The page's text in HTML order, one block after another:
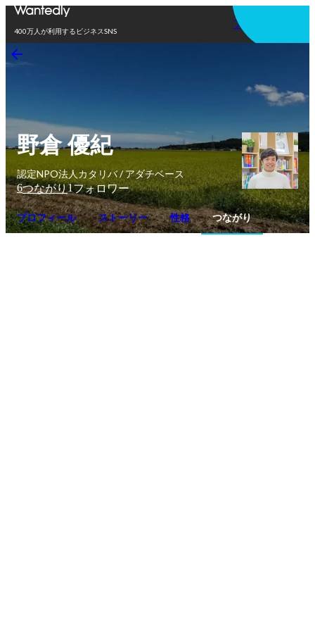
400万人が利用するビジネスSNS
アプリを使う
野倉 優紀
認定NPO法人カタリバ / アダチベース
6つながり1フォロワー
プロフィール ストーリー 性格 つながり